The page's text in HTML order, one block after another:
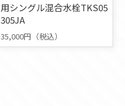
用シングル混合水栓TKS05
305JA
35,000円（税込）